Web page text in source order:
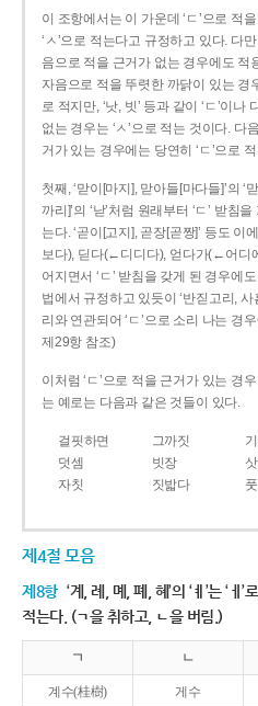
이 조항에서는 이 가운데 ‘ㄷ’으로 적
‘ㅅ’으로 적는다고 규정하고 있다. 다
음으로 적을 근거가 없는 경우에도 적
자음으로 적을 뚜렷한 까닭이 있는 경
로 적지만, ‘낫, 빗’ 등과 같이 ‘ㄷ’이
없는 경우는 ‘ㅅ’으로 적는 것이다. 다
거가 있는 경우에는 당연히 ‘ㄷ’으로
첫째, ‘맏이[마지], 맏아들[마다들]’의 ‘
까리]’의 ‘낟’처럼 원래부터 ‘ㄷ’ 받침
는다. ‘곧이[고지], 곧장[곧짱]’ 등도
보다), 딛다(←디디다), 얻다가(←어디
어지면서 ‘ㄷ’ 받침을 갖게 된 경우에
법에서 규정하고 있듯이 ‘반짇고리, 사
리와 연관되어 ‘ㄷ’으로 소리 나는 경
제29항 참조)
이처럼 ‘ㄷ’으로 적을 근거가 있는 경
는 예로는 다음과 같은 것들이 있다.
걸핏하면 그까짓
덧셈
빗장
자칫
짓밟다
제4절 모음
제8항 ‘계, 례, 몌, 폐, 혜’의 ‘ㅖ’는 ‘ㅔ
적는다. (ㄱ을 취하고, ㄴ을 버림.)
ㄱ ㄴ
계수(桂樹) 게수